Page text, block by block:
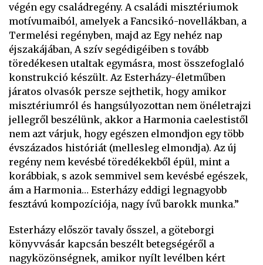
végén egy családregény. A családi misztériumok
motívumaiból, amelyek a Fancsikó-novellákban, a
Termelési regényben, majd az Egy nehéz nap
éjszakájában, A szív segédigéiben s tovább
töredékesen utaltak egymásra, most összefoglaló
konstrukció készült. Az Esterházy-életműben
járatos olvasók persze sejthetik, hogy amikor
misztériumról és hangsúlyozottan nem önéletrajzi
jellegről beszélünk, akkor a Harmonia caelestistől
nem azt várjuk, hogy egészen elmondjon egy több
évszázados históriát (mellesleg elmondja). Az új
regény nem kevésbé töredékekből épül, mint a
korábbiak, s azok semmivel sem kevésbé egészek,
ám a Harmonia… Esterházy eddigi legnagyobb
fesztávú kompozíciója, nagy ívű barokk munka.”
Esterházy először tavaly ősszel, a göteborgi
könyvvásár kapcsán beszélt betegségéről a
nagyközönségnek, amikor nyílt levélben kért